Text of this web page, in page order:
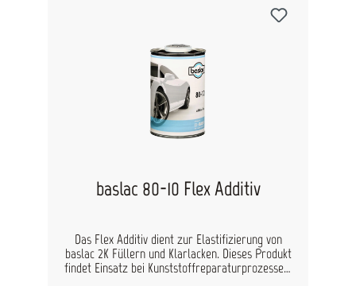
baslac 80-10 Flex Additiv
Das Flex Additiv dient zur Elastifizierung von
baslac 2K Füllern und Klarlacken. Dieses Produkt
findet Einsatz bei Kunststoffreparaturprozessen.